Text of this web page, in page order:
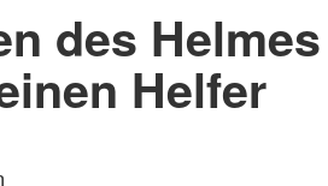
des Helmes
Helfer